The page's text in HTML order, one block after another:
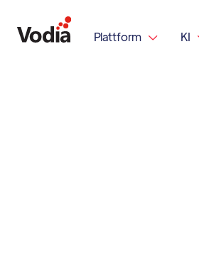
Plattform  KI